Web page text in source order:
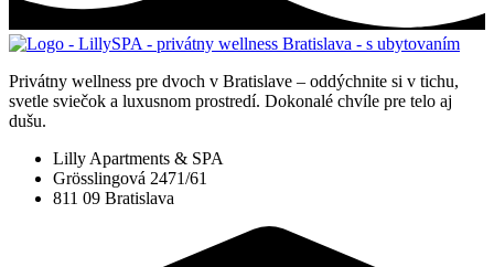
Privátny wellness pre dvoch v Bratislave – oddýchnite si v tichu,
svetle sviečok a luxusnom prostredí. Dokonalé chvíle pre telo aj
dušu.
Lilly Apartments & SPA
Grösslingová 2471/61
811 09 Bratislava